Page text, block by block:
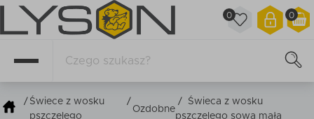
0
0
/ Świece z wosku
pszczelego
/
Ozdobne
/ Świeca z wosku
pszczelego sowa mała